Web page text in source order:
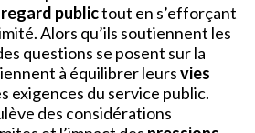
publictout en s’efforçant
Alors qu’ils soutiennent les
questions se posent sur la
à équilibrer leursvies
exigences du service public.
des considérations